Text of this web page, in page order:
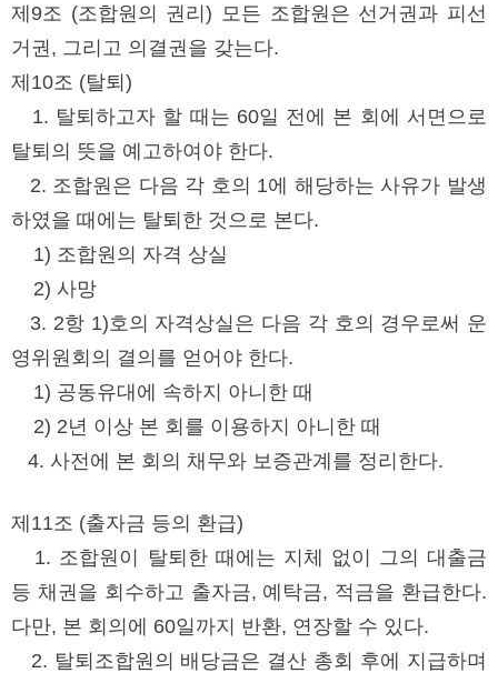
제9조 (조합원의 권리) 모든 조합원은 선거권과 피선
거권, 그리고 의결권을 갖는다.
제10조 (탈퇴)
1. 탈퇴하고자 할 때는 60일 전에 본 회에 서면으로
탈퇴의 뜻을 예고하여야 한다.
2. 조합원은 다음 각 호의 1에 해당하는 사유가 발생
하였을 때에는 탈퇴한 것으로 본다.
1) 조합원의 자격 상실
2) 사망
3. 2항 1)호의 자격상실은 다음 각 호의 경우로써 운
영위원회의 결의를 얻어야 한다.
1) 공동유대에 속하지 아니한 때
2) 2년 이상 본 회를 이용하지 아니한 때
4. 사전에 본 회의 채무와 보증관계를 정리한다.
제11조 (출자금 등의 환급)
1. 조합원이 탈퇴한 때에는 지체 없이 그의 대출금
등 채권을 회수하고 출자금, 예탁금, 적금을 환급한다.
다만, 본 회의에 60일까지 반환, 연장할 수 있다.
2. 탈퇴조합원의 배당금은 결산 총회 후에 지급하며